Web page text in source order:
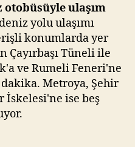
ulaşım
yolu ulaşımı
konumlarda yer
Çayırbaşı Tüneli ile
ve Rumeli Feneri'ne
Metroya, Şehir
İskelesi'ne ise beş